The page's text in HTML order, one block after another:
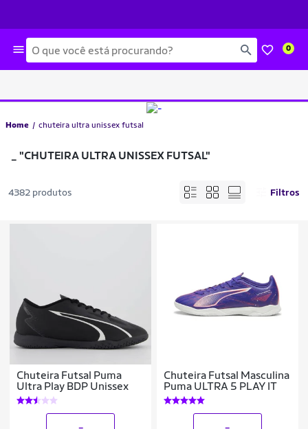
Busca 0
Home chuteira ultra unissex futsal
"CHUTEIRA ULTRA UNISSEX FUTSAL"
4382 produtos Filtros
Chuteira Futsal Puma
Ultra Play BDP Unissex
Chuteira Futsal Masculina
Puma ULTRA 5 PLAY IT